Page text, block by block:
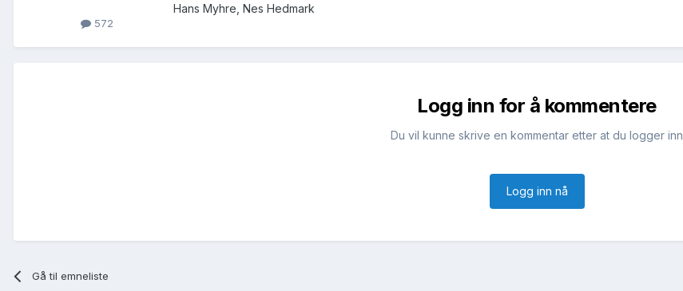
572
Hans Myhre, Nes Hedmark
Logg inn for å kommentere
Du vil kunne skrive en kommentar etter at du logger inn
Logg inn nå
Gå til emneliste